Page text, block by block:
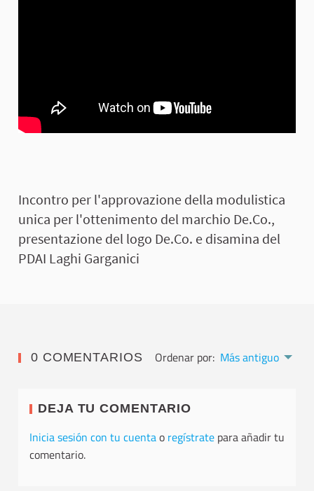
Incontro per l'approvazione della modulistica
unica per l'ottenimento del marchio De.Co.,
presentazione del logo De.Co. e disamina del
PDAI Laghi Garganici
0 COMENTARIOS Ordenar por: Más antiguo
DEJA TU COMENTARIO
Inicia sesión con tu cuentao regístrate para añadir tu
comentario.